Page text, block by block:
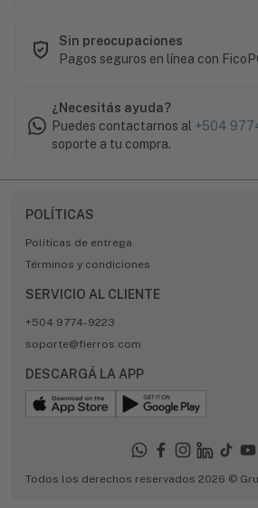
Sin preocupaciones
Pagos seguros en línea con
¿Necesitás ayuda?
Puedes contactarnos al +504
soporte a tu compra.
POLÍTICAS
Políticas de entrega
Términos y condiciones
SERVICIO AL CLIENTE
+504 9774-9223
soporte@fierros.com
DESCARGÁ LA APP
Todos los derechos reservados 2026 ©